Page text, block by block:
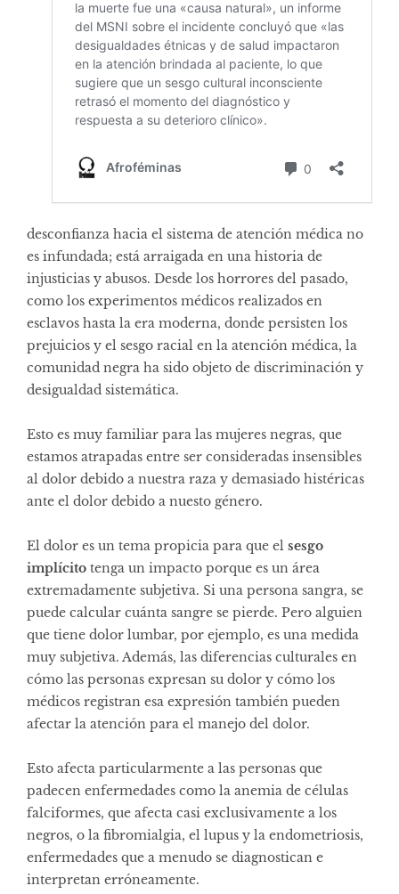
desconfianza hacia el sistema de atención médica no
es infundada; está arraigada en una historia de
injusticias y abusos. Desde los horrores del pasado,
como los experimentos médicos realizados en
esclavos hasta la era moderna, donde persisten los
prejuicios y el sesgo racial en la atención médica, la
comunidad negra ha sido objeto de discriminación y
desigualdad sistemática.
Esto es muy familiar para las mujeres negras, que
estamos atrapadas entre ser consideradas insensibles
al dolor debido a nuestra raza y demasiado histéricas
ante el dolor debido a nuesto género.
El dolor es un tema propicia para que el sesgo
implícito tenga un impacto porque es un área
extremadamente subjetiva. Si una persona sangra, se
puede calcular cuánta sangre se pierde. Pero alguien
que tiene dolor lumbar, por ejemplo, es una medida
muy subjetiva. Además, las diferencias culturales en
cómo las personas expresan su dolor y cómo los
médicos registran esa expresión también pueden
afectar la atención para el manejo del dolor.
Esto afecta particularmente a las personas que
padecen enfermedades como la anemia de células
falciformes, que afecta casi exclusivamente a los
negros, o la fibromialgia, el lupus y la endometriosis,
enfermedades que a menudo se diagnostican e
interpretan erróneamente.